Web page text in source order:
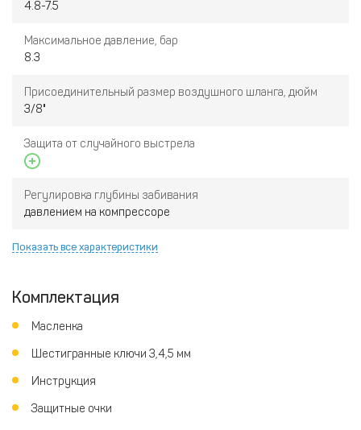
4.8-7.5
Максимальное давление, бар
8.3
Присоединительный размер воздушного шланга, дюйм
3/8"
Защита от случайного выстрела
Регулировка глубины забивания
давлением на компрессоре
Показать все характеристики
Комплектация
Масленка
Шестигранные ключи 3,4,5 мм
Инструкция
Защитные очки